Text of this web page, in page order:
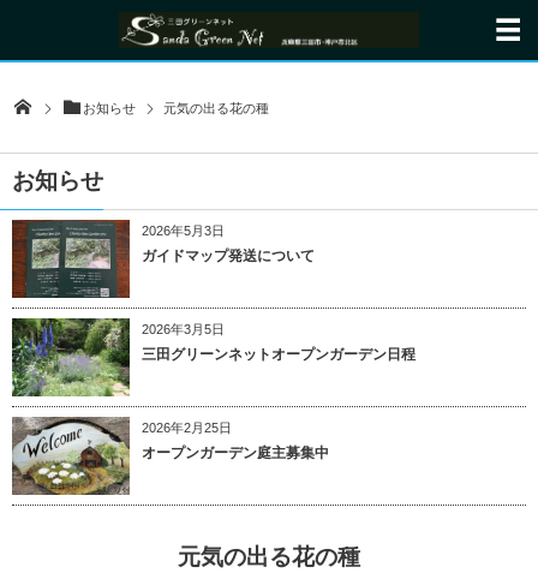
お知らせ 元気の出る花の種
お知らせ
2026年5月3日
ガイドマップ発送について
2026年3月5日
三田グリーンネットオープンガーデン日程
2026年2月25日
オープンガーデン庭主募集中
元気の出る花の種